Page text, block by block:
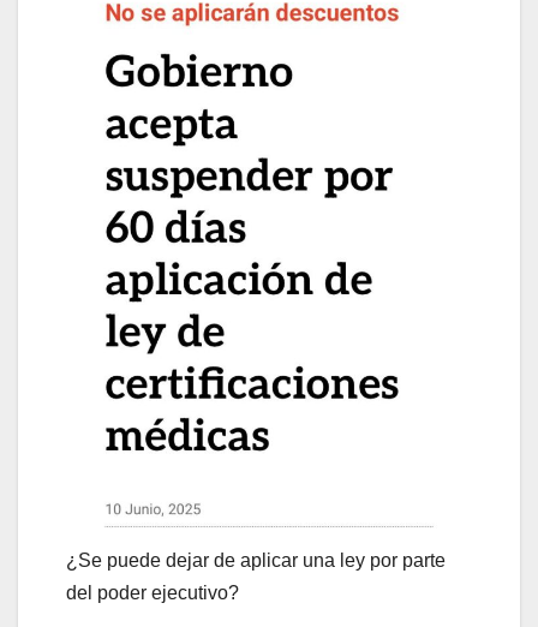
¿Se puede dejar de aplicar una ley por parte
del poder ejecutivo?